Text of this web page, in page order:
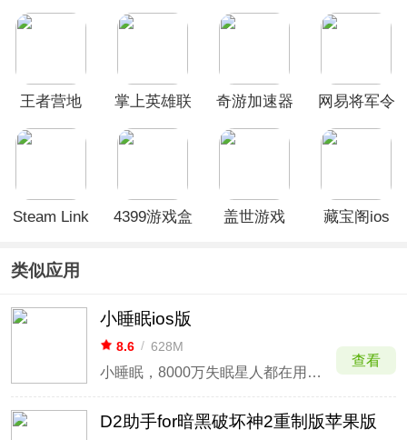
王者营地
掌上英雄联
奇游加速器
网易将军令
Steam Link
4399游戏盒
盖世游戏
藏宝阁ios
类似应用
小睡眠ios版
8.6 / 628M
小睡眠，8000万失眠星人都在用的健康睡眠新概念应用。
查看
D2助手for暗黑破坏神2重制版苹果版